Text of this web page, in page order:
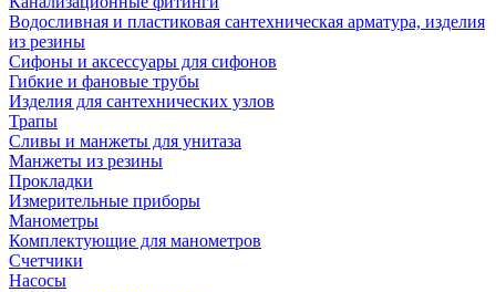
Водосливная и пластиковая сантехническая арматура, изделия
из резины
Сифоны и аксессуары для сифонов
Гибкие и фановые трубы
Изделия для сантехнических узлов
Трапы
Сливы и манжеты для унитаза
Манжеты из резины
Прокладки
Измерительные приборы
Манометры
Комплектующие для манометров
Счетчики
Насосы